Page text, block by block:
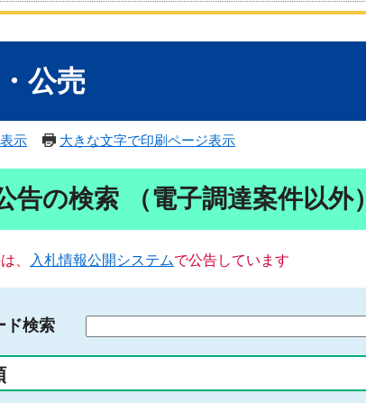
公売
示 大きな文字で印刷ページ表示
告の検索 （電子調達案件以外）
、 入札情報公開システムで公告しています
ド検索
る